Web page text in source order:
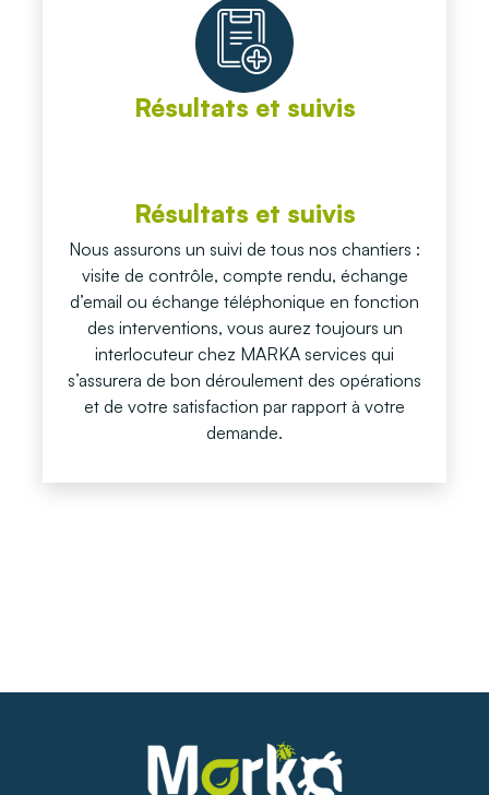
Résultats et suivis
Résultats et suivis
Nous assurons un suivi de tous nos chantiers :
visite de contrôle, compte rendu, échange
d’email ou échange téléphonique en fonction
des interventions, vous aurez toujours un
interlocuteur chez MARKA services qui
s’assurera de bon déroulement des opérations
et de votre satisfaction par rapport à votre
demande.